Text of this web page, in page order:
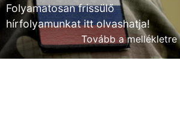
Folyamatosan frissülő
hírfolyamunkat itt olvashatja!
Tovább a mellékletre